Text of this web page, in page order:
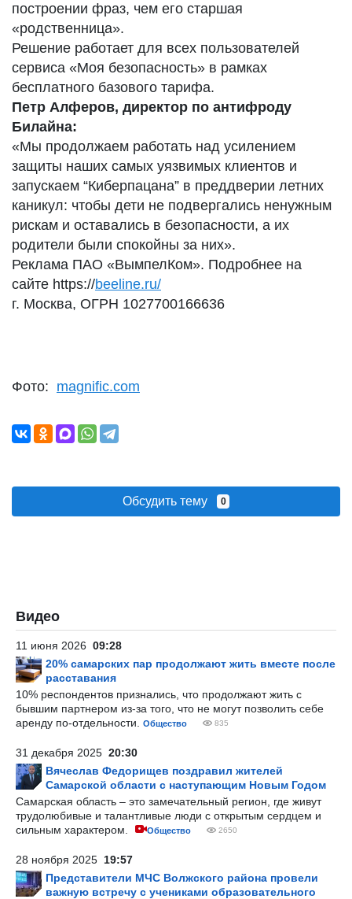
построении фраз, чем его старшая
«родственница».
Решение работает для всех пользователей
сервиса «Моя безопасность» в рамках
бесплатного базового тарифа.
Петр Алферов, директор по антифроду
Билайна:
«Мы продолжаем работать над усилением
защиты наших самых уязвимых клиентов и
запускаем “Киберпацана” в преддверии летних
каникул: чтобы дети не подвергались ненужным
рискам и оставались в безопасности, а их
родители были спокойны за них».
Реклама ПАО «ВымпелКом». Подробнее на
сайте https://beeline.ru/
г. Москва, ОГРН 1027700166636
Фото: magnific.com
Обсудить тему 0
Видео
11 июня 2026 09:28
20% самарских пар продолжают жить вместе после
расставания
10% респондентов признались, что продолжают жить с
бывшим партнером из-за того, что не могут позволить себе
аренду по-отдельности.
Общество 835
31 декабря 2025 20:30
Вячеслав Федорищев поздравил жителей
Самарской области с наступающим Новым Годом
Самарская область – это замечательный регион, где живут
трудолюбивые и талантливые люди с открытым сердцем и
сильным характером.
Общество 2650
28 ноября 2025 19:57
Представители МЧС Волжского района провели
важную встречу с учениками образовательного